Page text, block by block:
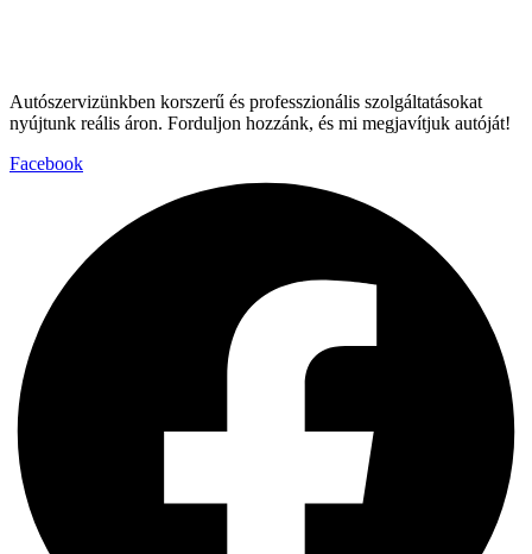
Autószervizünkben korszerű és professzionális szolgáltatásokat
nyújtunk reális áron. Forduljon hozzánk, és mi megjavítjuk autóját!
Facebook